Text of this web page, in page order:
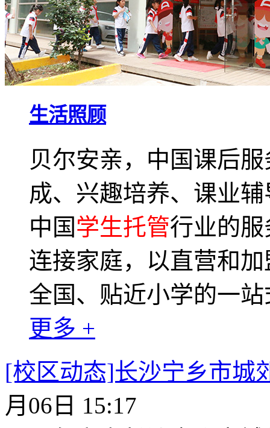
生活照顾
贝尔安亲，中国课后
成、兴趣培养、课业
中国学生托管行业的
连接家庭，以直营和
全国、贴近小学的一
更多 +
[校区动态]长沙宁乡市城
月06日 15:17